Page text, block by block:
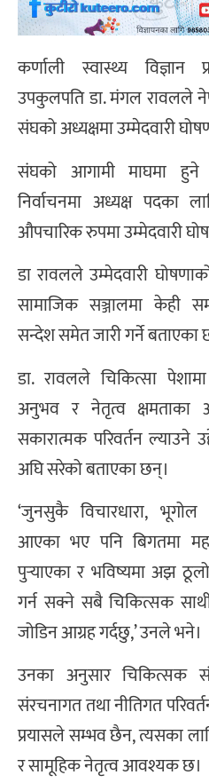
कर्णाली स्वास्थ्य विज्ञान
उपकुलपति डा. मंगल रावलले
संघको अध्यक्षमा उम्मेदवारी
संघको आगामी माघमा हुने
निर्वाचनमा अध्यक्ष पदका
औपचारिक रुपमा उम्मेदवारी
डा रावलले उम्मेदवारी
सामाजिक सञ्जालमा केही
सन्देश समेत जारी गर्ने बताएका
डा. रावलले चिकित्सा
अनुभव र नेतृत्व क्षमताका
सकारात्मक परिवर्तन ल्याउने
अघि सरेको बताएका छन्।
‘जुनसुकै विचारधारा, भूगोल
आएका भए पनि बिगतमा
पुर्‍याएका र भविष्यमा अझ
गर्न सक्ने सबै चिकित्सक
जोडिन आग्रह गर्दछु,’ उनले भने।
उनका अनुसार चिकित्सक
संरचनागत तथा नीतिगत
प्रयासले सम्भव छैन, त्यसका
र सामूहिक नेतृत्व आवश्यक छ।